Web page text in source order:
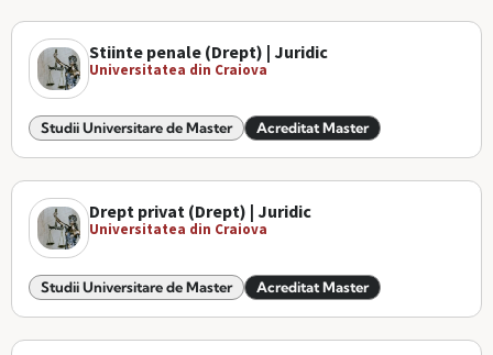
Stiinte penale (Drept) | Juridic
Universitatea din Craiova
Studii Universitare de Master Acreditat Master
Drept privat (Drept) | Juridic
Universitatea din Craiova
Studii Universitare de Master Acreditat Master